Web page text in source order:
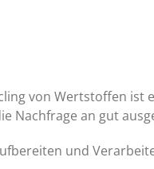
von Wertstoffen
Nachfrage an gut
und